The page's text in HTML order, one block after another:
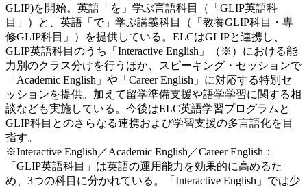
GLIP)を開始。英語「を」学ぶ言語科目（「GLIP英語科
目」）と、英語「で」学ぶ講義科目（「教養GLIP科目・専
修GLIP科目」）を提供している。ELCはGLIPと連携し、
GLIP英語科目のうち「Interactive English」（※）における能
力別のクラス分けを行うほか、スピーキング・セッションで
「Academic English」や「Career English」に対応する特別セ
ッションを提供。加えて留学準備支援や語学学習に関する相
談なども実施している。今後はELC英語学習プログラムと
GLIP科目とのさらなる連携および学習支援の多言語化を目
指す。
※Interactive English／Academic English／Career English：
「GLIP英語科目」は英語の運用能力を効果的に高めるた
め、3つの科目に分かれている。「Interactive English」では少